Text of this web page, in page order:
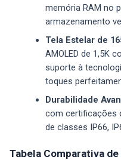
memória RAM no
armazenamento
Tela Estelar de
AMOLED de 1,5K
suporte à
toques
Durabilidade
com certificações
de classes IP66,
Tabela Comparativa